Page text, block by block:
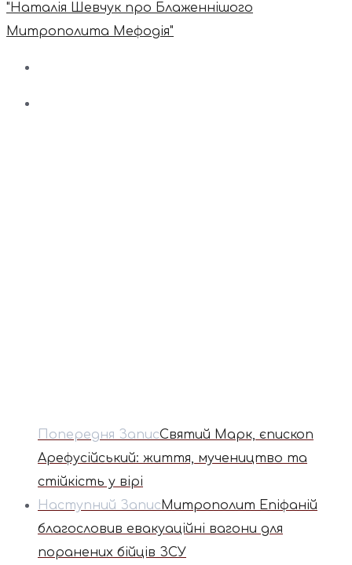
"Наталія Шевчук про Блаженнішого
Митрополита Мефодія"
Попередня ЗаписСвятий Марк, єпископ
Арефусійський: життя, мучеництво та
стійкість у вірі
Наступний ЗаписМитрополит Епіфаній
благословив евакуаційні вагони для
поранених бійців ЗСУ